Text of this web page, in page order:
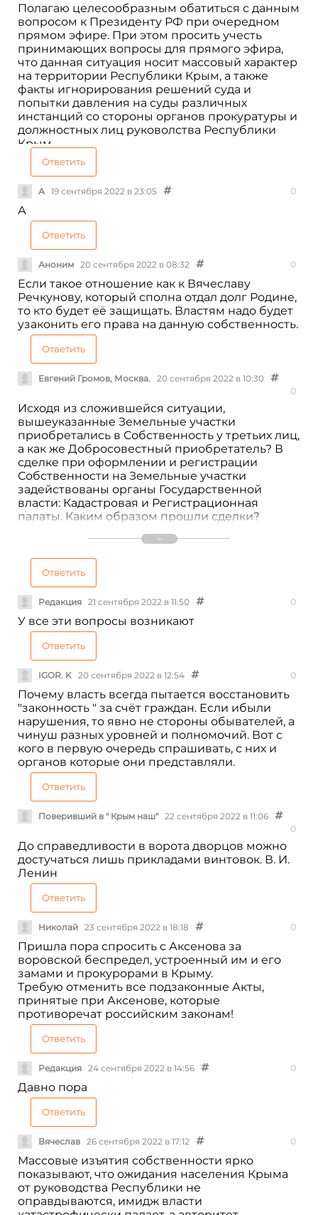
Полагаю целесообразным обатиться с данным
вопросом к Президенту РФ при очередном
прямом эфире. При этом просить учесть
принимающих вопросы для прямого эфира,
что данная ситуация носит массовый характер
на территории Республики Крым, а также
факты игнорирования решений суда и
попытки давления на суды различных
инстанций со стороны органов прокуратуры и
должностных лиц руковолства Республики
Крым.
Ответить
А 19 сентября 2022 в 23:05 0
А
Ответить
Аноним 20 сентября 2022 в 08:32 0
Если такое отношение как к Вячеславу
Речкунову, который сполна отдал долг Родине,
то кто будет её защищать. Властям надо будет
узаконить его права на данную собственность.
Ответить
Евгений Громов, Москва. 20 сентября 2022 в 10:30
0
Исходя из сложившейся ситуации,
вышеуказанные Земельные участки
приобретались в Собственность у третьих лиц,
а как же Добросовестный приобретатель? В
сделке при оформлении и регистрации
Собственности на Земельные участки
задействованы органы Государственной
власти: Кадастровая и Регистрационная
палаты. Каким образом прошли сделки?
минимум в органах местного Управления, а не
терроризировать законопослушных граждан.
Ответить
Редакция 21 сентября 2022 в 11:50 0
У все эти вопросы возникают
Ответить
IGOR. K 20 сентября 2022 в 12:54 0
Почему власть всегда пытается восстановить
"законность " за счёт граждан. Если ибыли
нарушения, то явно не стороны обывателей, а
чинуш разных уровней и полномочий. Вот с
кого в первую очередь спрашивать, с них и
органов которые они представляли.
Ответить
Поверивший в " Крым наш" 22 сентября 2022 в 11:06
0
До справедливости в ворота дворцов можно
достучаться лишь прикладами винтовок. В. И.
Ленин
Ответить
Николай 23 сентября 2022 в 18:18 0
Пришла пора спросить с Аксенова за
воровской беспредел, устроенный им и его
замами и прокурорами в Крыму.
Требую отменить все подзаконные Акты,
принятые при Аксенове, которые
противоречат российским законам!
Ответить
Редакция 24 сентября 2022 в 14:56 0
Давно пора
Ответить
Вячеслав 26 сентября 2022 в 17:12 0
Массовые изъятия собственности ярко
показывают, что ожидания населения Крыма
от руководства Республики не
оправдываются, имидж власти